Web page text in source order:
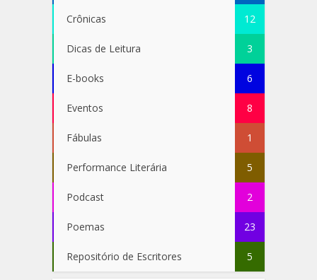
Crônicas 12
Dicas de Leitura 3
E-books 6
Eventos 8
Fábulas 1
Performance Literária 5
Podcast 2
Poemas 23
Repositório de Escritores 5